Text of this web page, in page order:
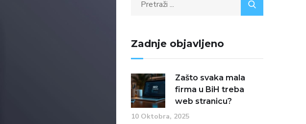
Zadnje objavljeno
Zašto svaka mala
firma u BiH treba
web stranicu?
10 Oktobra, 2025